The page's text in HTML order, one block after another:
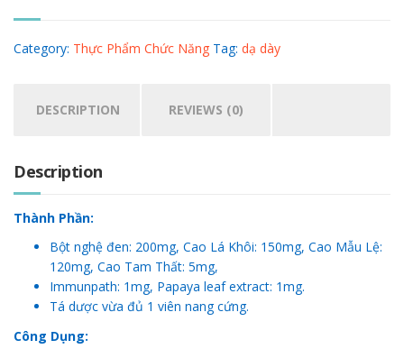
Category: Thực Phẩm Chức Năng Tag: dạ dày
DESCRIPTION REVIEWS (0)
Description
Thành Phần:
Bột nghệ đen: 200mg, Cao Lá Khôi: 150mg, Cao Mẫu Lệ:
120mg, Cao Tam Thất: 5mg,
Immunpath: 1mg, Papaya leaf extract: 1mg.
Tá dược vừa đủ 1 viên nang cứng.
Công Dụng: